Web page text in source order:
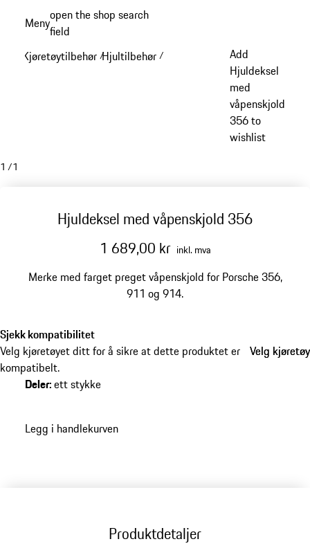
Menyopen the shop search
field
Kjøretøytilbehør /Hjultilbehør /
Add
Hjuldeksel
med
våpenskjold
356 to
wishlist
1 /1
Hjuldeksel med våpenskjold 356
1 689,00 kr inkl. mva
Merke med farget preget våpenskjold for Porsche 356,
911 og 914.
Sjekk kompatibilitet
Velg kjøretøyet ditt for å sikre at dette produktet er
kompatibelt.
Velg kjøretøy
Velg kjøretøy
Deler:ett stykke
Legg i handlekurven
Produktdetaljer